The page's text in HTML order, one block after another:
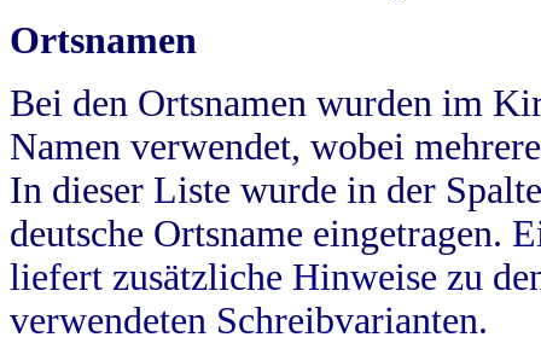
Ortsnamen
Bei den Ortsnamen wurden im
Namen verwendet, wobei
In dieser Liste wurde in der
deutsche Ortsname eingetragen.
liefert zusätzliche Hinweise zu
verwendeten Schreibvarianten.